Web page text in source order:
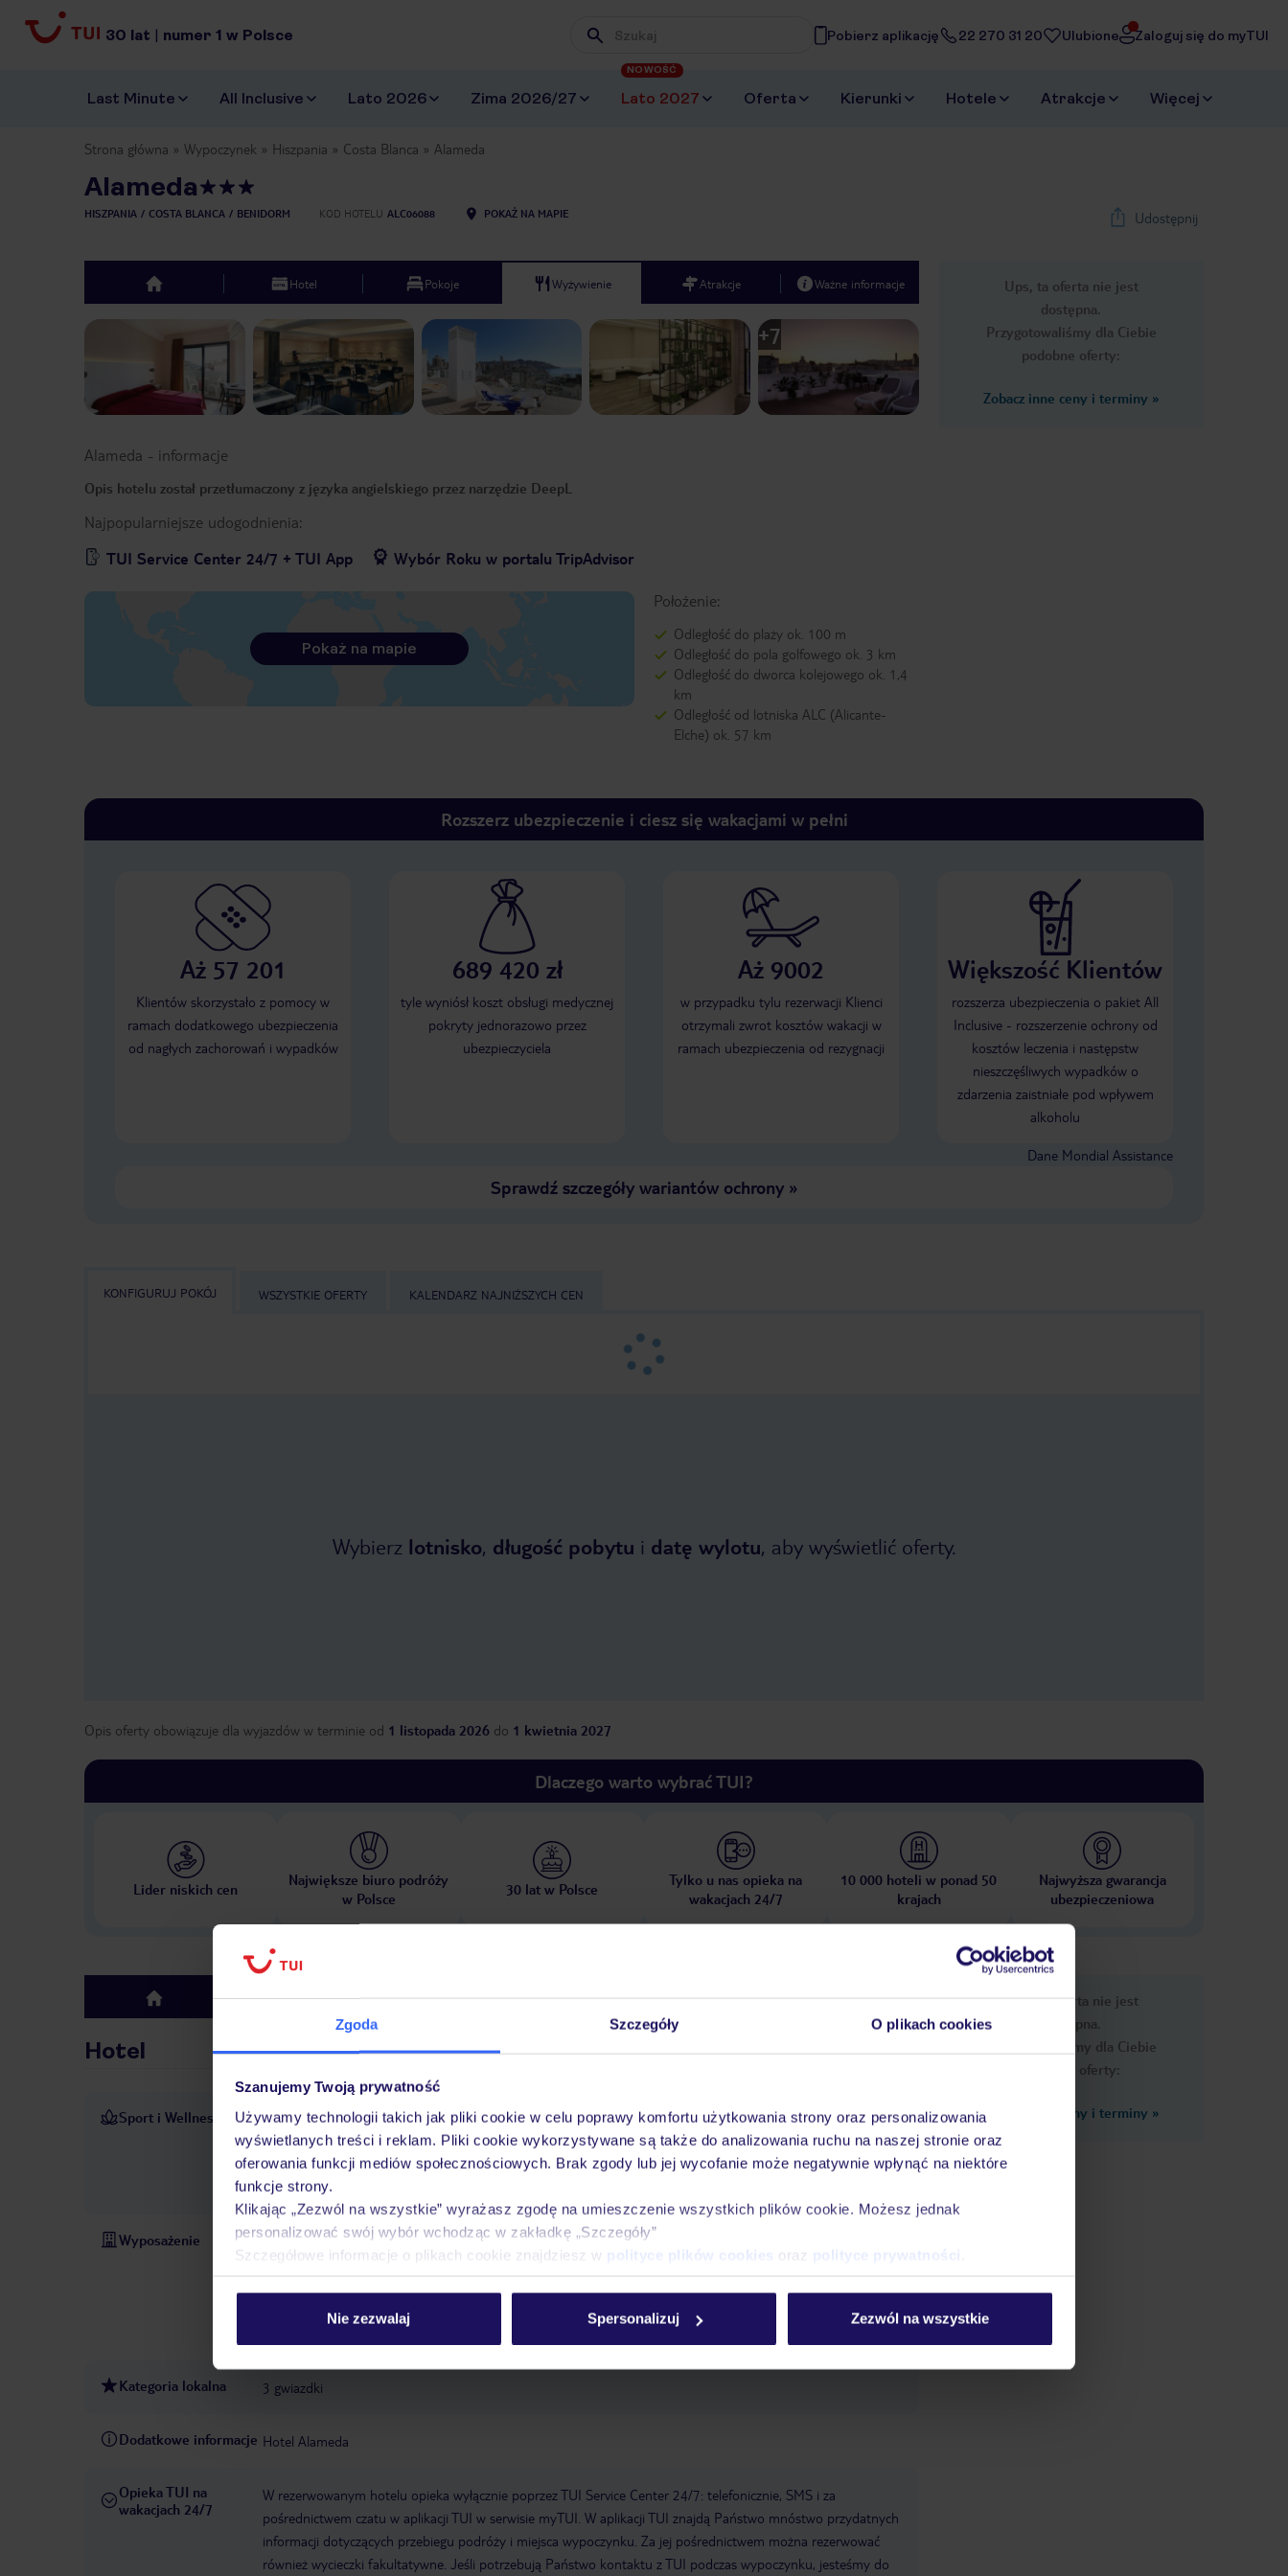
Zgoda Szczegóły O plikach cookies
Szanujemy Twoją prywatność
Używamy technologii takich jak pliki cookie w celu poprawy komfortu użytkowania strony oraz personalizowania
wyświetlanych treści i reklam. Pliki cookie wykorzystywane są także do analizowania ruchu na naszej stronie oraz
oferowania funkcji mediów społecznościowych. Brak zgody lub jej wycofanie może negatywnie wpłynąć na niektóre
funkcje strony.
Klikając „Zezwól na wszystkie” wyrażasz zgodę na umieszczenie wszystkich plików cookie. Możesz jednak
personalizować swój wybór wchodząc w zakładkę „Szczegóły”
Szczegółowe informacje o plikach cookie znajdziesz w polityce plików cookies oraz polityce prywatności
Nie zezwalaj Spersonalizuj Zezwól na wszystkie
30 lat | numer 1 w Polsce Wpisz frazę, której szukasz
Pobierz aplikację 22 270 31 20 Ulubione Zaloguj się do myTUI
Last Minute All Inclusive Lato 2026 Zima 2026/27 Lato 2027
NOWOŚĆ
Oferta Kierunki Hotele Atrakcje Więcej
Strona główna Wypoczynek Hiszpania Costa Blanca Alameda
Alameda
HISZPANIA COSTA BLANCA BENIDORM KOD HOTELU ALC06088 POKAŻ NA MAPIE Udostępnij
Ups, ta oferta nie jest
dostępna.
Przygotowaliśmy dla Ciebie
podobne oferty:
Zobacz inne ceny i terminy »
top Hotel Pokoje Wyżywienie Atrakcje Ważne informacje
1 /13
+7
Alameda - informacje
Opis hotelu został przetłumaczony z języka angielskiego przez narzędzie DeepL
Najpopularniejsze udogodnienia:
TUI Service Center 24/7 + TUI App
Wybór Roku w portalu TripAdvisor
Położenie:
Odległość do plaży ok. 100 m
Odległość do pola golfowego ok. 3 km
Odległość do dworca kolejowego ok. 1,4
km
Odległość od lotniska ALC (Alicante-
Elche) ok. 57 km
Pokaż na mapie
Rozszerz ubezpieczenie i ciesz się wakacjami w pełni
Aż 57 201
Klientów skorzystało z pomocy w
ramach dodatkowego ubezpieczenia
od nagłych zachorowań i wypadków
689 420 zł
tyle wyniósł koszt obsługi medycznej
pokryty jednorazowo przez
ubezpieczyciela
Aż 9002
w przypadku tylu rezerwacji Klienci
otrzymali zwrot kosztów wakacji w
ramach ubezpieczenia od rezygnacji
Większość Klientów
rozszerza ubezpieczenia o pakiet All
Inclusive - rozszerzenie ochrony od
kosztów leczenia i następstw
nieszczęśliwych wypadków o
zdarzenia zaistniałe pod wpływem
alkoholu
Dane Mondial Assistance
Sprawdź szczegóły wariantów ochrony»
KONFIGURUJ POKÓJ WSZYSTKIE OFERTY KALENDARZ NAJNIŻSZYCH CEN
Wybierz lotnisko, długość pobytu i datę wylotu, aby wyświetlić oferty.
Opis oferty obowiązuje dla wyjazdów w terminie od 1 listopada 2026 do 1 kwietnia 2027
Dlaczego warto wybrać TUI?
Lider niskich cen
Największe biuro podróży
w Polsce
30 lat w Polsce
Tylko u nas opieka na
wakacjach 24/7
10 000 hoteli w ponad 50
krajach
Najwyższa gwarancja
ubezpieczeniowa
top Hotel Pokoje Wyżywienie Atrakcje Ważne informacje
Hotel
Sport i Wellness
Obszar odkrytego basenu gwarantuje orzeźwienie. Goście mogą zrelaksować się na tarasie słonecznym z
leżakami i parasolami. Wanna z hydromasażem w basenie zapewnia przytulny relaks. Dostępne są różne
atrakcje, w tym jazda na rowerze/kolarstwo górskie, golf, siłownia, spa i solarium.
pole
golfowe
wypożyczalnia rowerów
Wyposażenie całodobowa recepcja parking zameldowanie od: 16:00:00
wymeldowanie do:
baseny:basen odkryty, parasole przy basenie, leżaki przy basenie
metody płatności: American Express,
Kategoria lokalna 3 gwiazdki
Dodatkowe informacje Hotel Alameda
Opieka TUI na
wakacjach 24/7
W rezerwowanym hotelu opieka wyłącznie poprzez TUI Service Center 24/7: telefonicznie, SMS i za
pośrednictwem czatu w aplikacji TUI w serwisie myTUI. W aplikacji TUI znajdą Państwo mnóstwo przydatnych
informacji dotyczących przebiegu podróży i miejsca wypoczynku. Za jej pośrednictwem można rezerwować
również wycieczki fakultatywne. Jeśli potrzebują Państwo kontaktu z TUI podczas wypoczynku, jesteśmy do
Ups, ta oferta nie jest
dostępna.
Przygotowaliśmy dla Ciebie
podobne oferty:
Zobacz inne ceny i terminy »